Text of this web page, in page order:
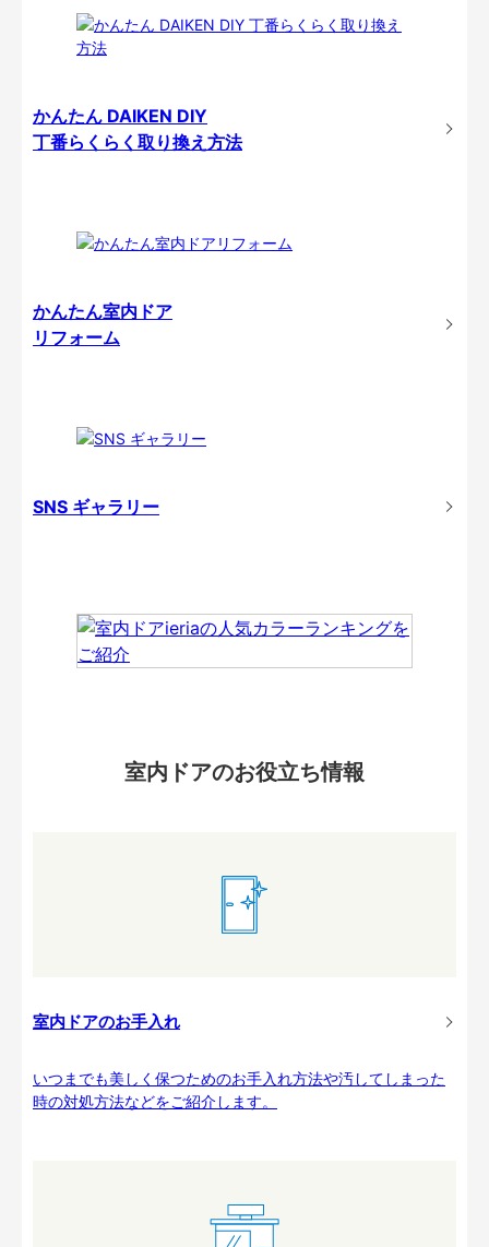
かんたん DAIKEN DIY
丁番らくらく取り換え方法
かんたん室内ドア
リフォーム
SNS ギャラリー
室内ドアのお役立ち情報
室内ドアのお手入れ
いつまでも美しく保つためのお手入れ方法や汚してしまった
時の対処方法などをご紹介します。